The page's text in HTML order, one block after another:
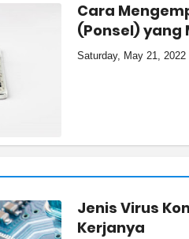
Cara
(Ponsel) yang
Saturday, May 21, 2022
Jenis Virus
Kerjanya